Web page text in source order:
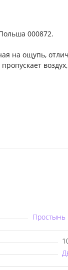
000872.
на ощупь,
Простынь